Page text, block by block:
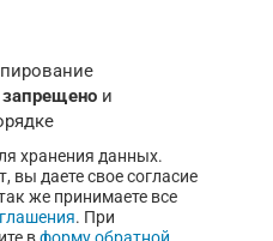
запрещено и
хранения данных.
вы даете свое согласие
же принимаете все
. При